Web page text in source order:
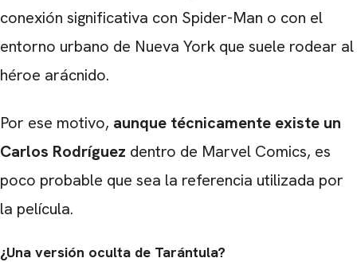
conexión significativa con Spider-Man o con el
entorno urbano de Nueva York que suele rodear al
héroe arácnido.
Por ese motivo, aunque técnicamente existe un
Carlos Rodríguez dentro de Marvel Comics, es
poco probable que sea la referencia utilizada por
la película.
¿Una versión oculta de Tarántula?